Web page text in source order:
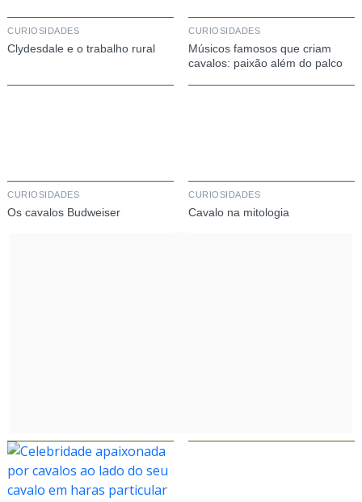
CURIOSIDADES
Clydesdale e o trabalho rural
CURIOSIDADES
Músicos famosos que criam
cavalos: paixão além do palco
CURIOSIDADES
Os cavalos Budweiser
CURIOSIDADES
Cavalo na mitologia